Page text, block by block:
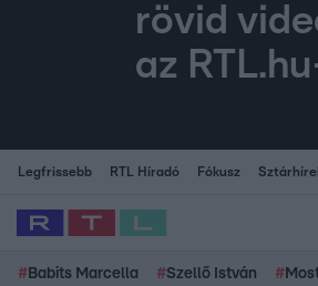
rövid
az
Legfrissebb RTL Híradó Fókusz
# Babits Marcella #Szellő István #